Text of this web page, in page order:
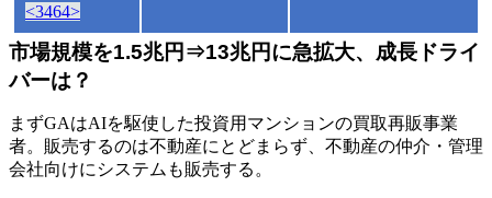
<3464>
市場規模を1.5兆円⇒13兆円に急拡大、成長ドライ
バーは？
まずGAはAIを駆使した投資用マンションの買取再販事業
者。販売するのは不動産にとどまらず、不動産の仲介・管理
会社向けにシステムも販売する。